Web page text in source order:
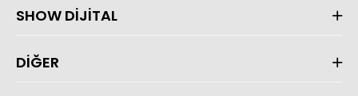
SHOW DİJİTAL
DİĞER